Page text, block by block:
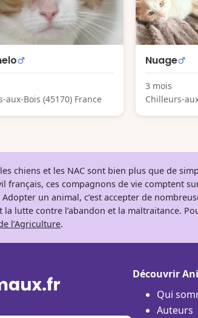
aux-Bois (45170) France
Nuage
3 mois
Chilleurs-
chiens et les NAC sont bien plus que de
français, ces compagnons de vie comptent
un animal, c’est accepter de
la lutte contre l’abandon et la maltraitance.
l’Agriculture.
Découvrir
Qui
Auteurs